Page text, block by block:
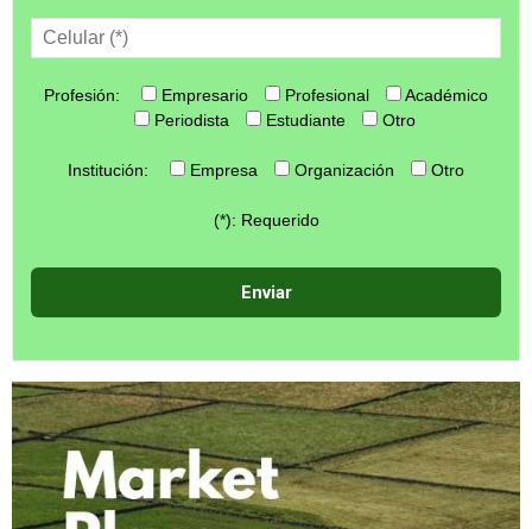
Profesión: Empresario Profesional
Académico
Periodista
Estudiante Otro
Institución: Empresa Organización Otro
(*): Requerido